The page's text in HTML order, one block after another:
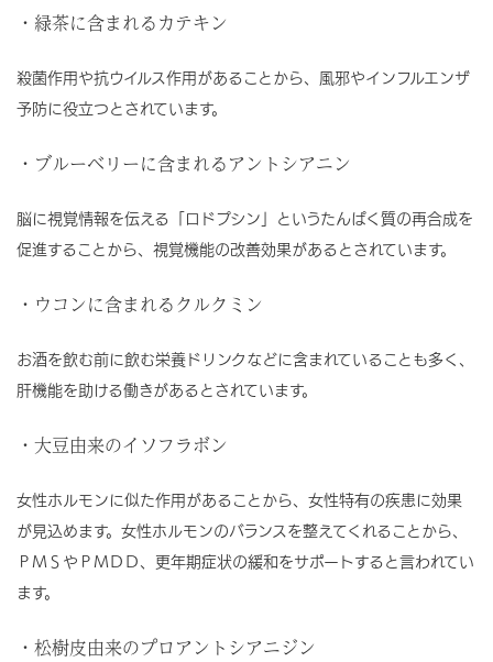
・緑茶に含まれるカテキン
殺菌作用や抗ウイルス作用があることから、風邪やインフルエンザ
予防に役立つとされています。
・ブルーベリーに含まれるアントシアニン
脳に視覚情報を伝える「ロドプシン」というたんぱく質の再合成を
促進することから、視覚機能の改善効果があるとされています。
・ウコンに含まれるクルクミン
お酒を飲む前に飲む栄養ドリンクなどに含まれていることも多く、
肝機能を助ける働きがあるとされています。
・大豆由来のイソフラボン
女性ホルモンに似た作用があることから、女性特有の疾患に効果
が見込めます。女性ホルモンのバランスを整えてくれることから、
ＰＭＳやＰＭＤＤ、更年期症状の緩和をサポートすると言われてい
ます。
・松樹皮由来のプロアントシアニジン